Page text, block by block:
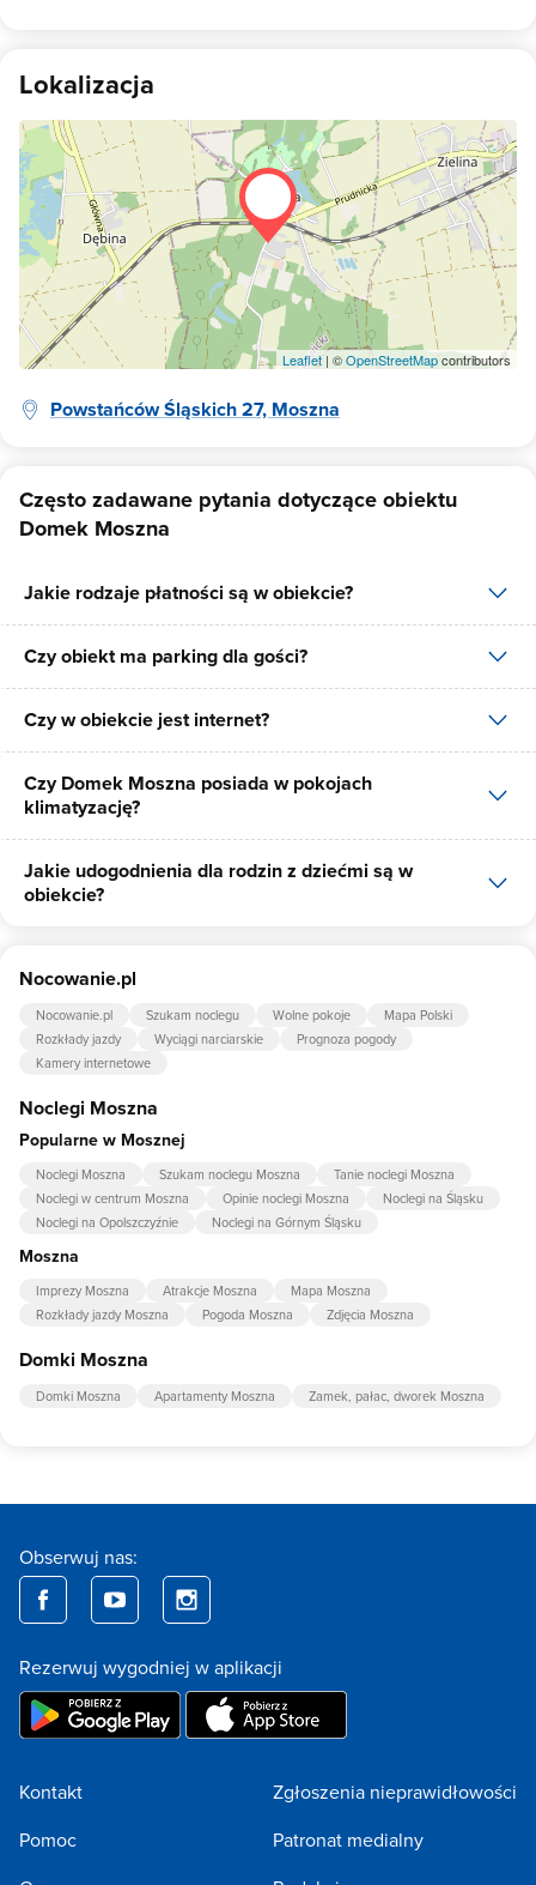
Lokalizacja
Leaflet | ©OpenStreetMapcontributors
Powstańców Śląskich 27, Moszna
Często zadawane pytania dotyczące obiektu
Domek Moszna
Jakie rodzaje płatności są w obiekcie?
W obiekcie dostępne są następujące formy płatności: gotówka,
płatność przelewem.
Czy obiekt ma parking dla gości?
Tak, Domek Moszna posiada bezpłatny parking dla gości na 3
miejsca.
Czy w obiekcie jest internet?
Tak, Domek Moszna udostępnia dla swoich gości internet.
Czy Domek Moszna posiada w pokojach
klimatyzację?
Tak, jednym z udogodnień dla klientów Domek Moszna jest
klimatyzacja.
Jakie udogodnienia dla rodzin z dziećmi są w
obiekcie?
to: łóżeczko dla dziecka, pościel dla dzieci.
Nocowanie.pl
Nocowanie.pl Szukam noclegu Wolne pokoje
Mapa Polski
Rozkłady jazdy
Wyciągi narciarskie
Prognoza pogody
Kamery internetowe
Noclegi Moszna
Popularne w Mosznej
Noclegi Moszna Szukam noclegu Moszna
Tanie noclegi Moszna
Noclegi w centrum Moszna
Opinie noclegi Moszna
Noclegi na Śląsku
Noclegi na Opolszczyźnie
Noclegi na Górnym Śląsku
Moszna
Imprezy Moszna Atrakcje Moszna
Mapa Moszna
Rozkłady jazdy Moszna
Pogoda Moszna Zdjęcia Moszna
Domki Moszna
Domki Moszna Apartamenty Moszna Zamek, pałac, dworek Moszna
Obserwuj nas:
Rezerwuj wygodniej w aplikacji
Kontakt
Pomoc
Zgłoszenia nieprawidłowości
Patronat medialny